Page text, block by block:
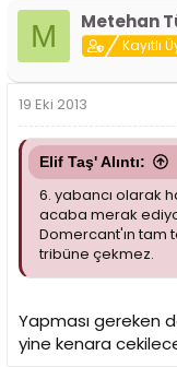
M Metehan
Kayıtlı
19 Eki 2013
Elif Taş' Alıntı:
6. yabancı olarak
acaba merak
Domercant'ın tam
tribüne çekmez.
Yapması gereken
yine kenara